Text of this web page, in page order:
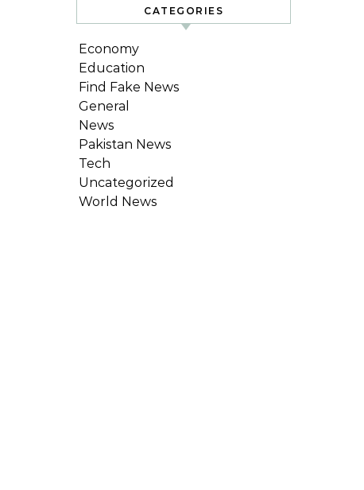
CATEGORIES
Economy
Education
Find Fake News
General
News
Pakistan News
Tech
Uncategorized
World News